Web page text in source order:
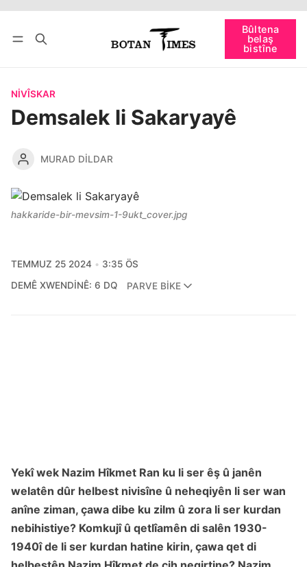
Bûltena
belaş
bistîne
bişopîne
NIVÎSKAR
Demsalek li Sakaryayê
MURAD DILDAR
hakkaride-bir-mevsim-1-9ukt_cover.jpg
TEMMUZ 25 2024
3:35 ÖS
DEMÊ XWENDINÊ: 6 DQ
PARVE BIKE
Yekî wek Nazim Hîkmet Ran ku li ser êş û janên
welatên dûr helbest nivisîne û neheqiyên li ser wan
anîne ziman, çawa dibe ku zilm û zora li ser kurdan
nebihistiye? Komkujî û qetlîamên di salên 1930-
1940î de li ser kurdan hatine kirin, çawa qet di